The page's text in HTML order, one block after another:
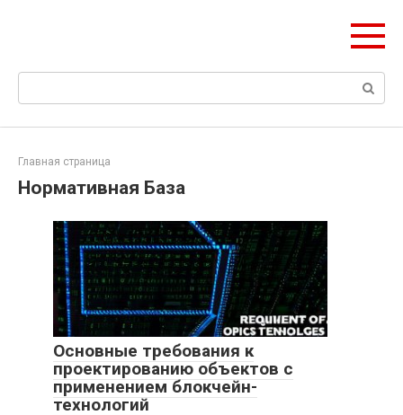
Поиск:
Главная страница
Нормативная База
Основные требования к
проектированию объектов с
применением блокчейн-
технологий